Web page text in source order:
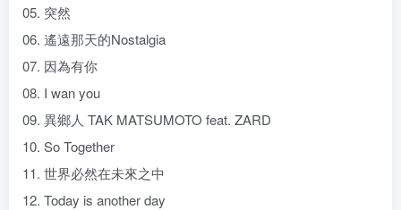
05. 突然
06. 遙遠那天的Nostalgia
07. 因為有你
08. I wan you
09. 異鄉人 TAK MATSUMOTO feat. ZARD
10. So Together
11. 世界必然在未來之中
12. Today is another day